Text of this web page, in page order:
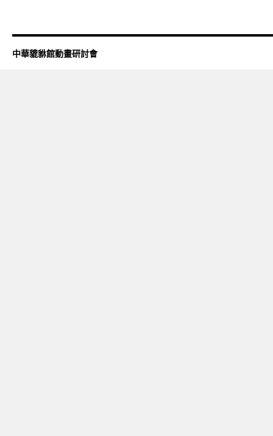
中華貔貅館動畫研討會